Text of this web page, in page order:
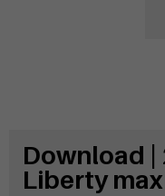
Download |
Liberty